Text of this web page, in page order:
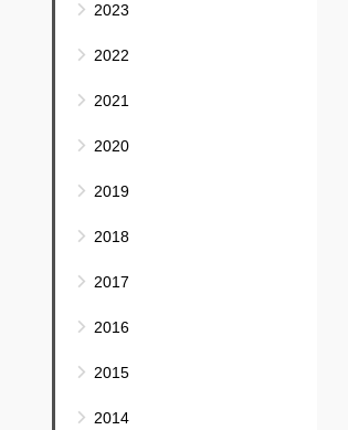
2023
2022
2021
2020
2019
2018
2017
2016
2015
2014